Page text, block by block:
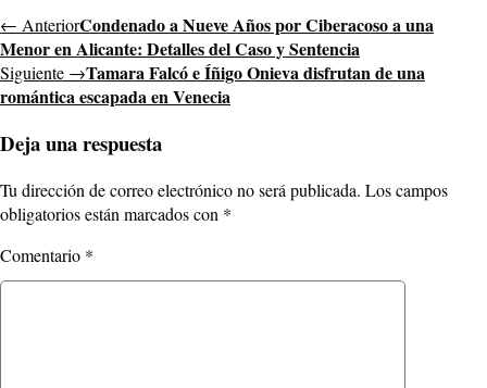
← AnteriorCondenado a Nueve Años por Ciberacoso a una
Menor en Alicante: Detalles del Caso y Sentencia
Siguiente →Tamara Falcó e Íñigo Onieva disfrutan de una
romántica escapada en Venecia
Deja una respuesta
Tu dirección de correo electrónico no será publicada. Los campos
obligatorios están marcados con *
Comentario *